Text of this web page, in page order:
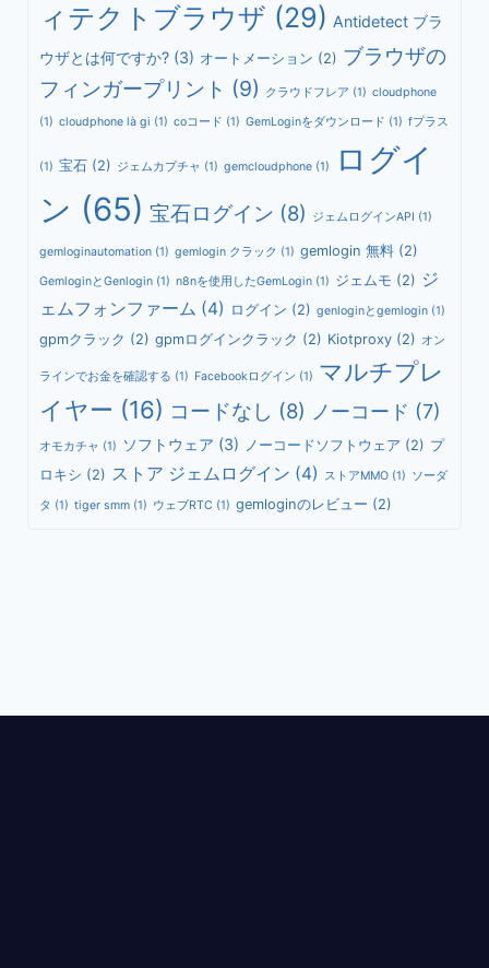
ィテクトブラウザ (29) Antidetect ブラ
ウザとは何ですか? (3) オートメーション (2) ブラウザの
フィンガープリント (9) クラウドフレア (1) cloudphone
(1) cloudphone là gi (1) coコード (1) GemLoginをダウンロード (1) fプラス
(1) 宝石 (2) ジェムカプチャ (1) gemcloudphone (1)
ログイ
ン (65) 宝石ログイン (8) ジェムログインAPI (1)
gemloginautomation (1) gemlogin クラック (1) gemlogin 無料 (2)
GemloginとGenlogin (1) n8nを使用したGemLogin (1) ジェムモ (2) ジ
ェムフォンファーム (4) ログイン (2) genloginとgemlogin (1)
gpmクラック (2) gpmログインクラック (2) Kiotproxy (2) オン
ラインでお金を確認する (1) Facebookログイン (1) マルチプレ
イヤー (16) コードなし (8) ノーコード (7)
オモカチャ (1) ソフトウェア (3) ノーコードソフトウェア (2) プ
ロキシ (2) ストア ジェムログイン (4) ストアMMO (1) ソーダ
タ (1) tiger smm (1) ウェブRTC (1) gemloginのレビュー (2)